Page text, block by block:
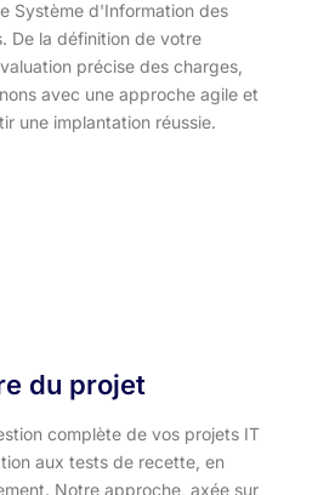
Système d'Information des
De la définition de votre
précise des charges,
avec une approche agile et
une implantation réussie.
du projet
complète de vos projets IT
aux tests de recette, en
Notre approche, axée sur